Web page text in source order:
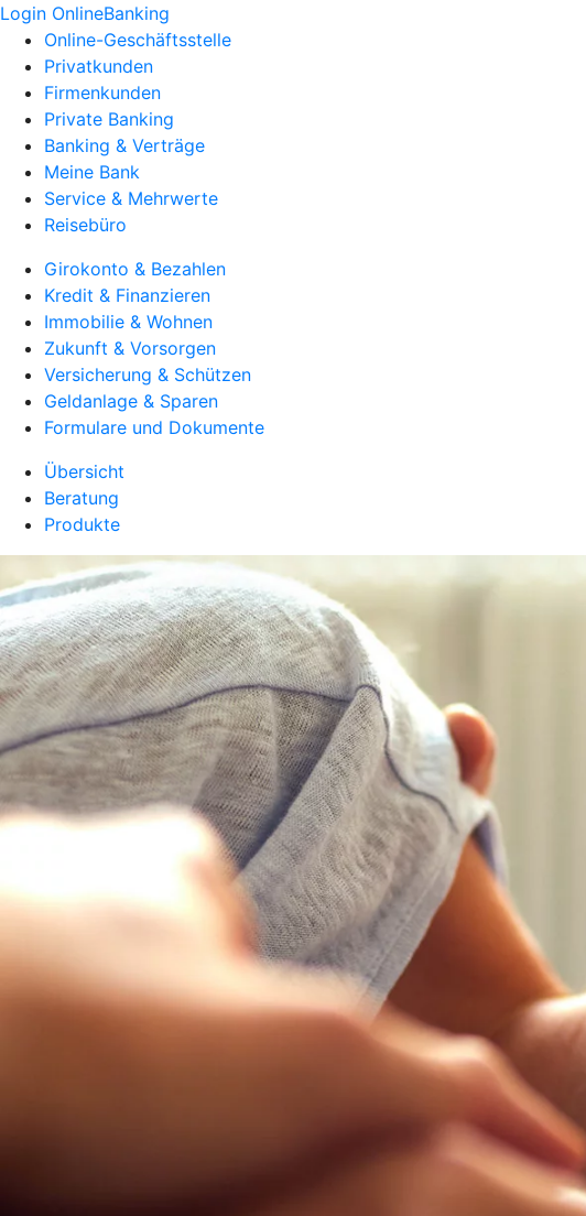
Login OnlineBanking
Online-Geschäftsstelle
Privatkunden
Firmenkunden
Private Banking
Banking & Verträge
Meine Bank
Service & Mehrwerte
Reisebüro
Girokonto & Bezahlen
Kredit & Finanzieren
Immobilie & Wohnen
Zukunft & Vorsorgen
Versicherung & Schützen
Geldanlage & Sparen
Formulare und Dokumente
Übersicht
Beratung
Produkte